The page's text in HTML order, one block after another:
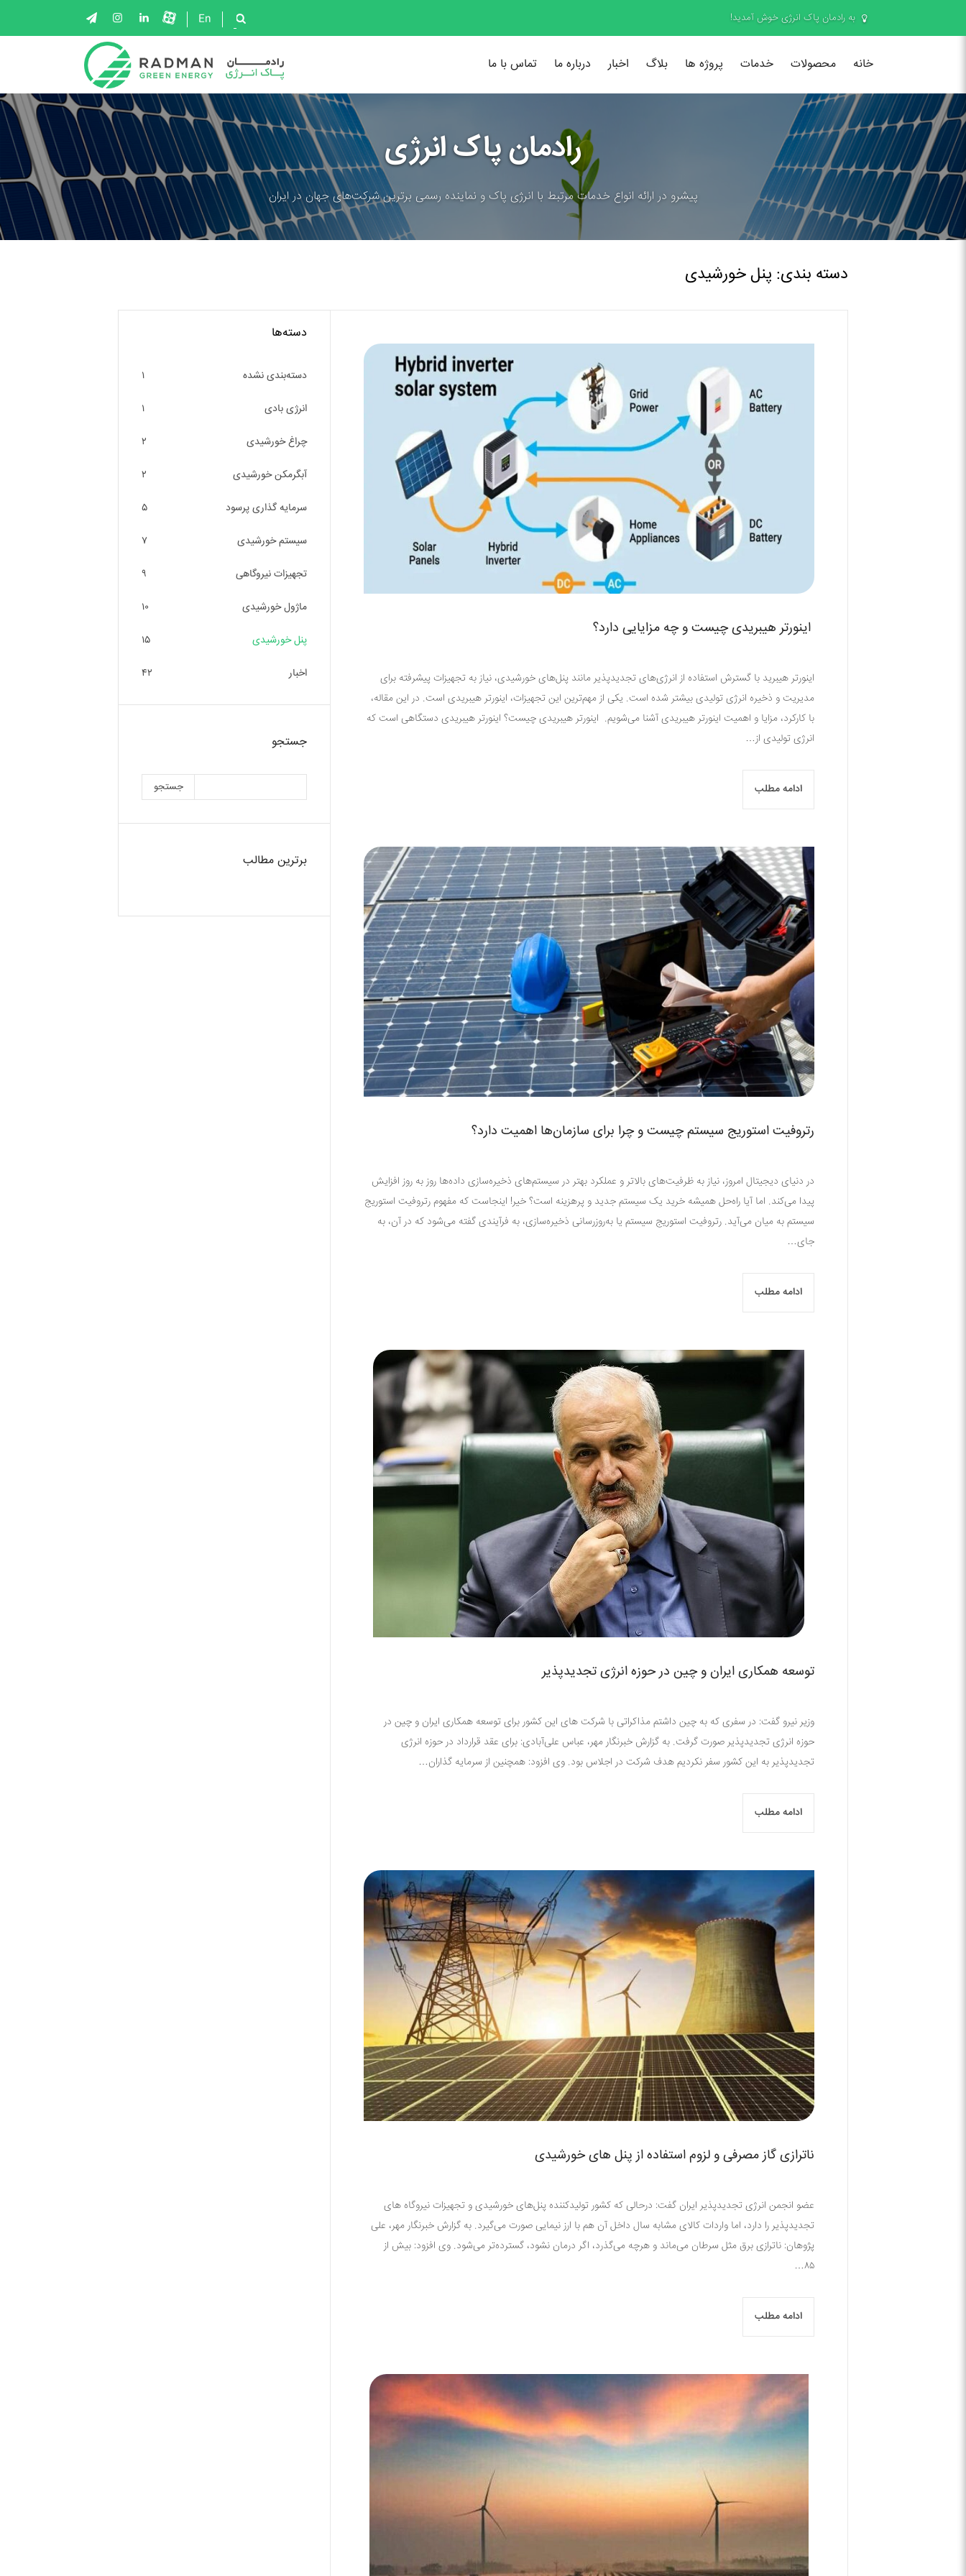
به رادمان پاک انرژی خوش آمدید! En
خانه محصولات خدمات پروژه ها بلاگ اخبار درباره ما تماس با ما
رادمان پاک انرژی
پیشرو در ارائه انواع خدمات مرتبط با انرژی پاک و نماینده رسمی برترین شرکت‌های جهان در ایران
دسته بندی: پنل خورشیدی
اینورتر هیبریدی چیست و چه مزایایی دارد؟
اینورتر هیبرید با گسترش استفاده از انرژی‌های تجدیدپذیر مانند پنل‌های خورشیدی، نیاز به تجهیزات پیشرفته برای
مدیریت و ذخیره انرژی تولیدی بیشتر شده است. یکی از مهم‌ترین این تجهیزات، اینورتر هیبریدی است. در این مقاله،
با کارکرد، مزایا و اهمیت اینورتر هیبریدی آشنا می‌شویم. اینورتر هیبریدی چیست؟ اینورتر هیبریدی دستگاهی است که
انرژی تولیدی از…
ادامه مطلب
رتروفیت استوریج سیستم چیست و چرا برای سازمان‌ها اهمیت دارد؟
در دنیای دیجیتال امروز، نیاز به ظرفیت‌های بالاتر و عملکرد بهتر در سیستم‌های ذخیره‌سازی داده‌ها روز به روز افزایش
پیدا می‌کند. اما آیا راه‌حل همیشه خرید یک سیستم جدید و پرهزینه است؟ خیر! اینجاست که مفهوم رتروفیت استوریج
سیستم به میان می‌آید. رتروفیت استوریج سیستم یا به‌روزرسانی ذخیره‌سازی، به فرآیندی گفته می‌شود که در آن، به
جای…
ادامه مطلب
توسعه همکاری ایران و چین در حوزه انرژی تجدیدپذیر
وزیر نیرو گفت: در سفری که به چین داشتم مذاکراتی با شرکت های این کشور برای توسعه همکاری ایران و چین در
حوزه انرژی تجدید‌‌پذیر صورت گرفت. به گزارش خبرنگار مهر، عباس علی‌آبادی: برای عقد قرارداد در حوزه انرژی
تجدیدپذیر به این کشور سفر نکردیم هدف شرکت در اجلاس بود. وی افزود: همچنین از سرمایه گذاران…
ادامه مطلب
ناترازی گاز مصرفی و لزوم استفاده از پنل های خورشیدی
عضو انجمن انرژی‌ تجدیدپذیر ایران گفت: درحالی که کشور تولیدکننده پنل‌های خورشیدی و تجهیزات نیروگاه های
تجدیدپذیر را دارد، اما واردات کالای مشابه سال داخل آن هم با ارز نیمایی صورت می‌گیرد. به گزارش خبرنگار مهر، علی
پژوهان: ناترازی برق مثل سرطان می‌ماند و هرچه می‌گذرد، اگر درمان نشود، گسترده‌تر می‌شود. وی افزود: بیش از
۸۵…
ادامه مطلب
دسته‌ها
دسته‌بندی نشده ۱
انرژی بادی ۱
چراغ خورشیدی ۲
آبگرمکن خورشیدی ۲
سرمایه گذاری پرسود ۵
سیستم خورشیدی ۷
تجهیزات نیروگاهی ۹
ماژول خورشیدی ۱۰
پنل خورشیدی ۱۵
اخبار ۴۲
جستجو
جستجو
برترین مطالب